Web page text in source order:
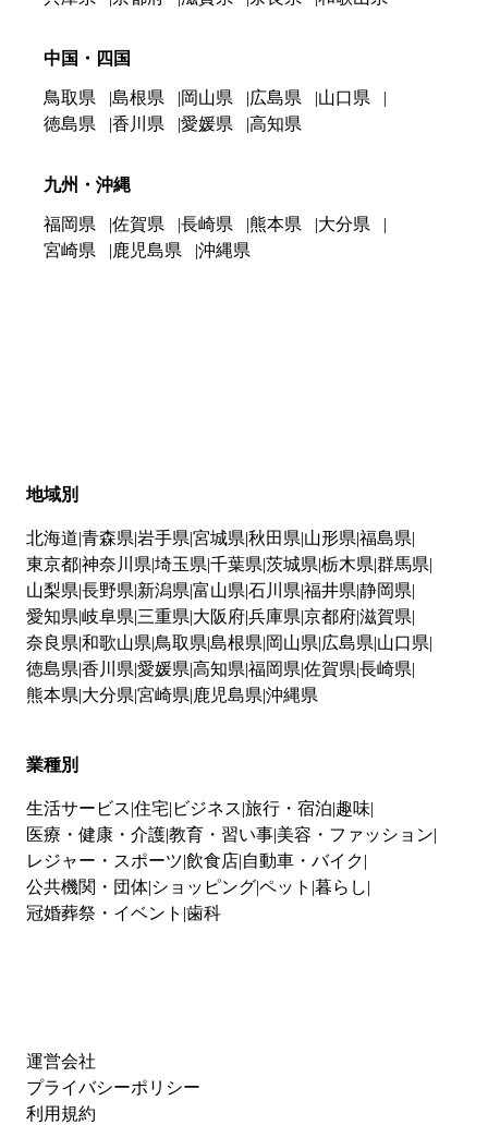
中国・四国
鳥取県 島根県 岡山県 広島県
山口県
徳島県
香川県 愛媛県 高知県
九州・沖縄
福岡県 佐賀県 長崎県 熊本県
大分県
宮崎県
鹿児島県 沖縄県
地域別
北海道 青森県 岩手県 宮城県 秋田県 山形県 福島県
東京都神奈川県 埼玉県 千葉県 茨城県 栃木県 群馬県
山梨県 長野県 新潟県 富山県 石川県 福井県 静岡県
愛知県 岐阜県 三重県 大阪府兵庫県 京都府滋賀県
奈良県 和歌山県 鳥取県 島根県 岡山県 広島県 山口県
徳島県 香川県 愛媛県 高知県 福岡県 佐賀県 長崎県
熊本県 大分県 宮崎県 鹿児島県 沖縄県
業種別
生活サービス 住宅 ビジネス 旅行・宿泊 趣味
医療・健康・介護教育・習い事 美容・ファッション
レジャー・スポーツ 飲食店 自動車・バイク
公共機関・団体 ショッピングペット 暮らし
冠婚葬祭・イベント 歯科
運営会社
プライバシーポリシー
利用規約